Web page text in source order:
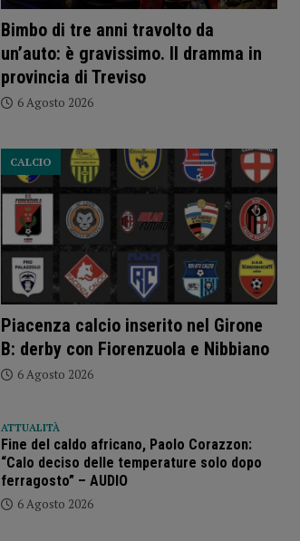
Bimbo di tre anni travolto da
un’auto: è gravissimo. Il dramma in
provincia di Treviso
6 Agosto 2026
Piacenza calcio inserito nel Girone
B: derby con Fiorenzuola e Nibbiano
CALCIO
6 Agosto 2026
ATTUALITÀ
Fine del caldo africano, Paolo Corazzon:
“Calo deciso delle temperature solo dopo
ferragosto” – AUDIO
6 Agosto 2026